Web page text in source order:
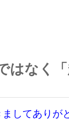
なく「
してありが